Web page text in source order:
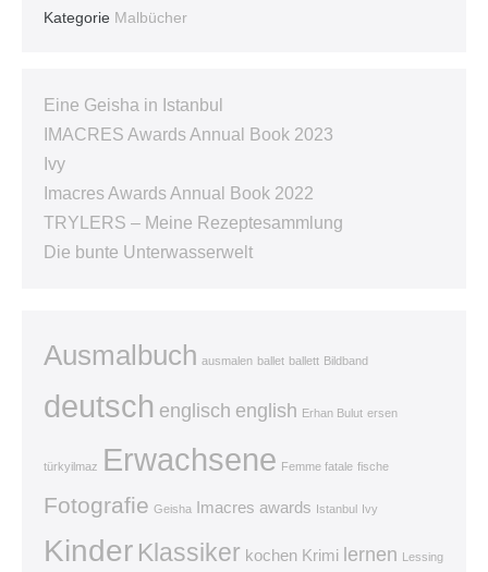
Kategorie Malbücher
Eine Geisha in Istanbul
IMACRES Awards Annual Book 2023
Ivy
Imacres Awards Annual Book 2022
TRYLERS – Meine Rezeptesammlung
Die bunte Unterwasserwelt
Ausmalbuch ausmalen ballet ballett Bildband
deutsch englisch english Erhan Bulut ersen
türkyilmaz Erwachsene Femme fatale fische
Fotografie Geisha Imacres awards Istanbul Ivy
Kinder Klassiker kochen Krimi lernen Lessing